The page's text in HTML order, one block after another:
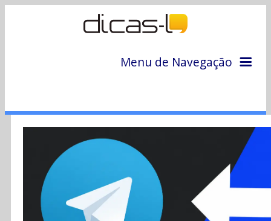
Menu de Navegação
Colunas